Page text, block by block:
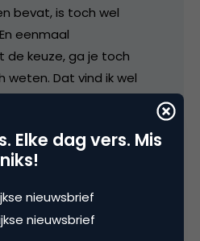
bevat, is toch wel
eenmaal
keuze, ga je toch
weten. Dat vind ik wel
beetje ijsverkoop aan
Elke dag vers. Mis
niks!
nieuwsbrief
nieuwsbrief